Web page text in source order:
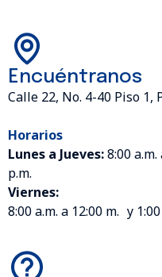
Encuéntranos
Calle 22, No. 4-40 Piso 1,
Horarios
Lunes a Jueves:8:00
p.m.
Viernes:
8:00 a.m. a 12:00 m. y